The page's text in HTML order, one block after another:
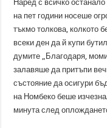
Наред с всичко
на пет години носеше
тъкмо толкова, колкото
всеки ден да й купи
думите „Благодаря,
залавяше да притъпи
състояние да осигури
на Номбеко беше
минута след